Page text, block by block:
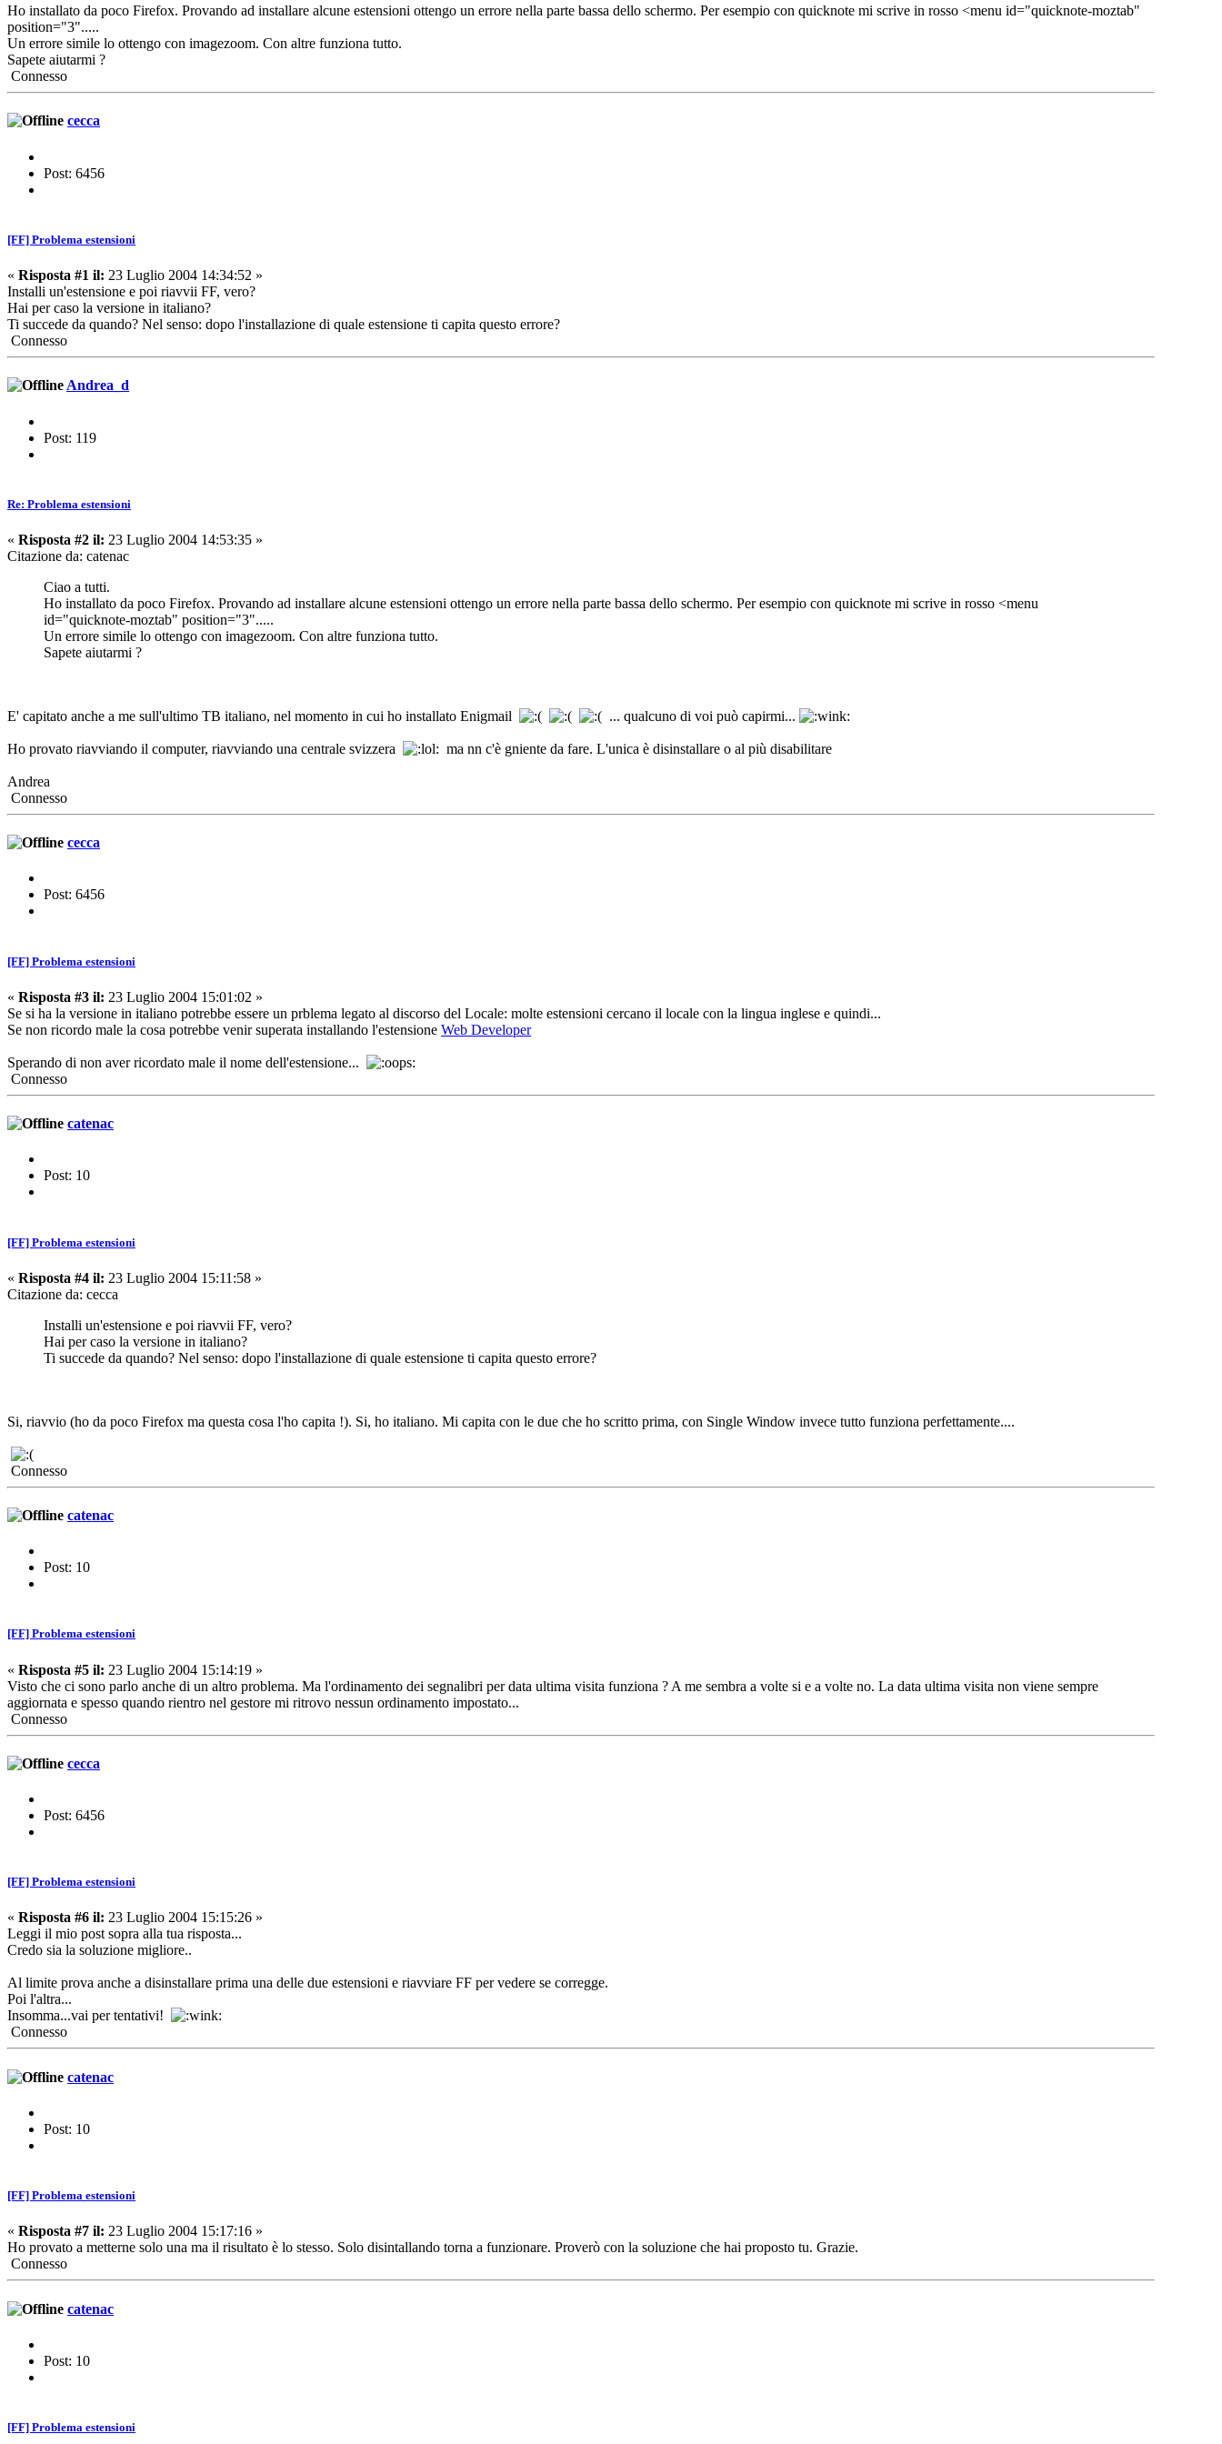
Ho installato da poco Firefox. Provando ad installare alcune estensioni ottengo un errore nella parte bassa dello schermo. Per esempio con quicknote mi scrive in rosso <menu id="quicknote-moztab"
position="3".....
Un errore simile lo ottengo con imagezoom. Con altre funziona tutto.
Sapete aiutarmi ?
Connesso
cecca
Post: 6456
[FF] Problema estensioni
« Risposta #1 il: 23 Luglio 2004 14:34:52 »
Installi un'estensione e poi riavvii FF, vero?
Hai per caso la versione in italiano?
Ti succede da quando? Nel senso: dopo l'installazione di quale estensione ti capita questo errore?
Connesso
Andrea_d
Post: 119
Re: Problema estensioni
« Risposta #2 il: 23 Luglio 2004 14:53:35 »
Citazione da: catenac
Ciao a tutti.
Ho installato da poco Firefox. Provando ad installare alcune estensioni ottengo un errore nella parte bassa dello schermo. Per esempio con quicknote mi scrive in rosso <menu
id="quicknote-moztab" position="3".....
Un errore simile lo ottengo con imagezoom. Con altre funziona tutto.
Sapete aiutarmi ?
E' capitato anche a me sull'ultimo TB italiano, nel momento in cui ho installato Enigmail ... qualcuno di voi può capirmi...
Ho provato riavviando il computer, riavviando una centrale svizzera ma nn c'è gniente da fare. L'unica è disinstallare o al più disabilitare
Andrea
Connesso
cecca
Post: 6456
[FF] Problema estensioni
« Risposta #3 il: 23 Luglio 2004 15:01:02 »
Se si ha la versione in italiano potrebbe essere un prblema legato al discorso del Locale: molte estensioni cercano il locale con la lingua inglese e quindi...
Se non ricordo male la cosa potrebbe venir superata installando l'estensione Web Developer
Sperando di non aver ricordato male il nome dell'estensione...
Connesso
catenac
Post: 10
[FF] Problema estensioni
« Risposta #4 il: 23 Luglio 2004 15:11:58 »
Citazione da: cecca
Installi un'estensione e poi riavvii FF, vero?
Hai per caso la versione in italiano?
Ti succede da quando? Nel senso: dopo l'installazione di quale estensione ti capita questo errore?
Si, riavvio (ho da poco Firefox ma questa cosa l'ho capita !). Si, ho italiano. Mi capita con le due che ho scritto prima, con Single Window invece tutto funziona perfettamente....
Connesso
catenac
Post: 10
[FF] Problema estensioni
« Risposta #5 il: 23 Luglio 2004 15:14:19 »
Visto che ci sono parlo anche di un altro problema. Ma l'ordinamento dei segnalibri per data ultima visita funziona ? A me sembra a volte si e a volte no. La data ultima visita non viene sempre
aggiornata e spesso quando rientro nel gestore mi ritrovo nessun ordinamento impostato...
Connesso
cecca
Post: 6456
[FF] Problema estensioni
« Risposta #6 il: 23 Luglio 2004 15:15:26 »
Leggi il mio post sopra alla tua risposta...
Credo sia la soluzione migliore..
Al limite prova anche a disinstallare prima una delle due estensioni e riavviare FF per vedere se corregge.
Poi l'altra...
Insomma...vai per tentativi!
Connesso
catenac
Post: 10
[FF] Problema estensioni
« Risposta #7 il: 23 Luglio 2004 15:17:16 »
Ho provato a metterne solo una ma il risultato è lo stesso. Solo disintallando torna a funzionare. Proverò con la soluzione che hai proposto tu. Grazie.
Connesso
catenac
Post: 10
[FF] Problema estensioni